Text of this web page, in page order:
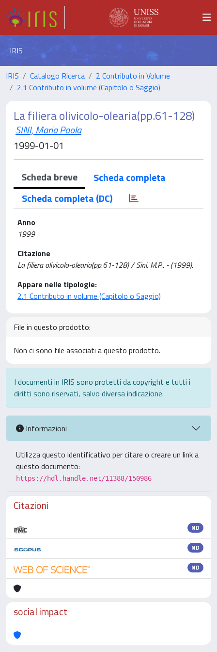
IRIS
IRIS Catalogo Ricerca
2 Contributo in Volume
2.1 Contributo in volume (Capitolo o Saggio)
La filiera olivicolo-olearia(pp.61-128)
SINI, Maria Paola
1999-01-01
Scheda breve
Scheda completa
Scheda completa (DC)
Anno
1999
Citazione
La filiera olivicolo-olearia(pp.61-128) / Sini, M.P.. - (1999).
Appare nelle tipologie:
2.1 Contributo in volume (Capitolo o Saggio)
File in questo prodotto:
Non ci sono file associati a questo prodotto.
I documenti in IRIS sono protetti da copyright e tutti i
diritti sono riservati, salvo diversa indicazione.
Informazioni
Utilizza questo identificativo per citare o creare un link a
questo documento:
https://hdl.handle.net/11388/150986
Citazioni
ND
ND
ND
social impact